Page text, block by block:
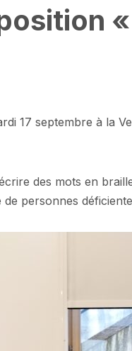
17 septembre à la
des mots en
personnes